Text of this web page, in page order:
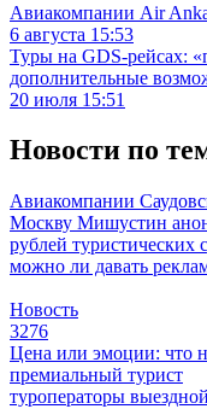
Авиакомпании Air
6 августа 15:53
Туры на GDS-рейсах:
дополнительные
20 июля 15:51
Новости по
Авиакомпании
Москву Мишустин
рублей туристических
можно ли давать
Новость
3276
Цена или эмоции: что
премиальный турист
туроператоры